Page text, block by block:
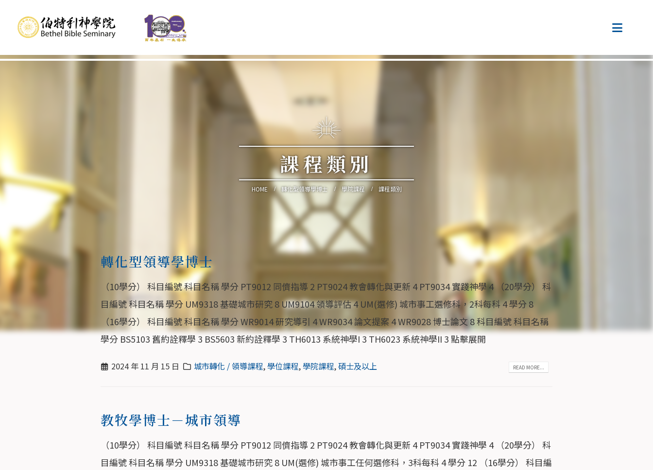
課程類別
HOME 轉化型領導學博士 學院課程 課程類別
轉化型領導學博士
（10學分） 科目編號 科目名稱 學分 PT9012 同儕指導 2 PT9024 教會轉化與更新 4 PT9034 實踐神學 4 （20學分） 科
目編號 科目名稱 學分 UM9318 基礎城市研究 8 UM9104 領導評估 4 UM(選修) 城市事工選修科，2科每科 4 學分 8
（16學分） 科目編號 科目名稱 學分 WR9014 研究導引 4 WR9034 論文提案 4 WR9028 博士論文 8 科目編號 科目名稱
學分 BS5103 舊約詮釋學 3 BS5603 新約詮釋學 3 TH6013 系統神學I 3 TH6023 系統神學II 3 點擊展開
2024 年 11 月 15 日 城市轉化 / 領導課程, 學位課程, 學院課程,碩士及以上 READ MORE...
教牧學博士－城市領導
（10學分） 科目編號 科目名稱 學分 PT9012 同儕指導 2 PT9024 教會轉化與更新 4 PT9034 實踐神學 4 （20學分） 科
目編號 科目名稱 學分 UM9318 基礎城市研究 8 UM(選修) 城市事工任何選修科，3科每科 4 學分 12 （16學分） 科目編